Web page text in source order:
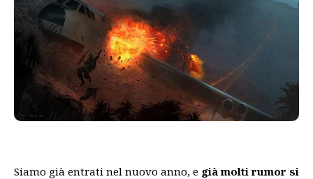
Siamo già entrati nel nuovo anno, e già molti rumor si